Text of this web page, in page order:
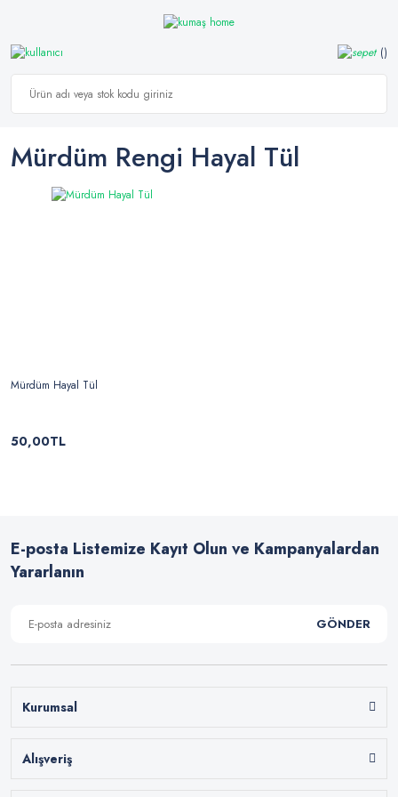
Mürdüm Rengi Hayal Tül
Mürdüm Hayal Tül
50,00TL
E-posta Listemize Kayıt Olun ve Kampanyalardan
Yararlanın
GÖNDER
Kurumsal
Alışveriş